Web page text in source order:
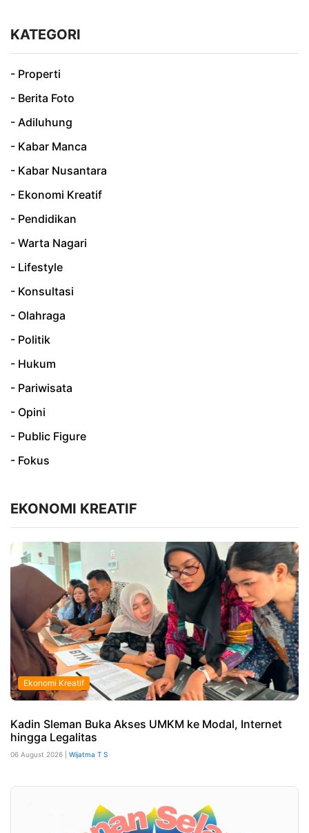
KATEGORI
- Properti
- Berita Foto
- Adiluhung
- Kabar Manca
- Kabar Nusantara
- Ekonomi Kreatif
- Pendidikan
- Warta Nagari
- Lifestyle
- Konsultasi
- Olahraga
- Politik
- Hukum
- Pariwisata
- Opini
- Public Figure
- Fokus
EKONOMI KREATIF
Ekonomi Kreatif
Kadin Sleman Buka Akses UMKM ke Modal, Internet
hingga Legalitas
06 August 2026 | Wijatma T S